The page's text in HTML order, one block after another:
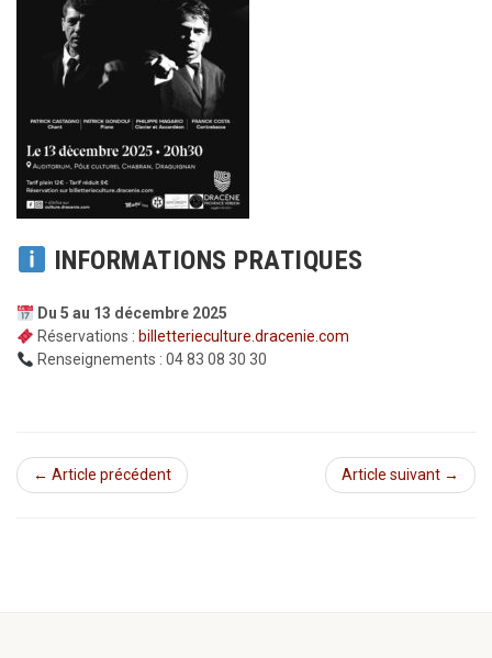
INFORMATIONS PRATIQUES
Du 5 au 13 décembre 2025
Réservations : billetterieculture.dracenie.com
Renseignements : 04 83 08 30 30
← Article précédent Article suivant →